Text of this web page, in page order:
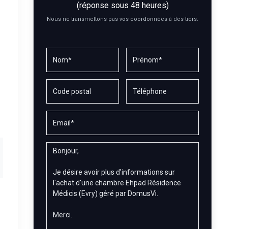
(réponse sous 48 heures)
Nous ne transmettons pas vos coordonnées à des tiers.